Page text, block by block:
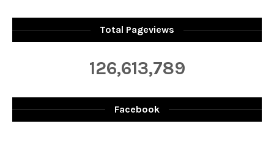
Total Pageviews
126,613,789
Facebook